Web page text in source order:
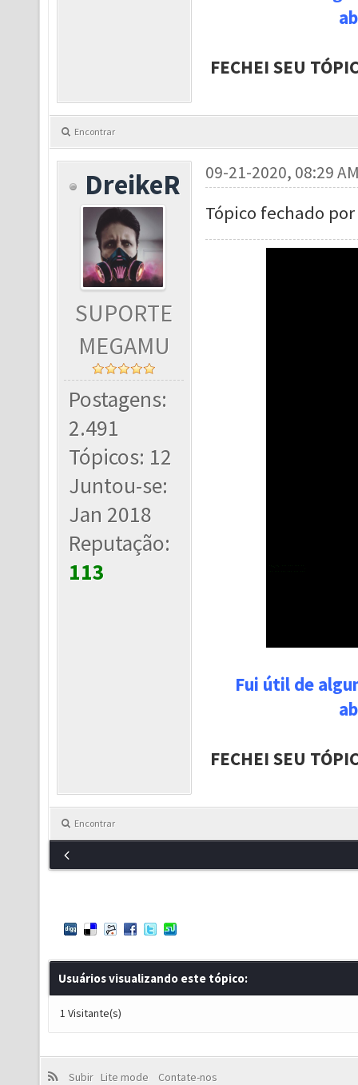
FECHEI SEU
Encontrar
DreikeR
SUPORTE
MEGAMU
Postagens:
2.491
Tópicos: 12
Juntou-se:
Jan 2018
Reputação:
113
09-21-2020, 08:29
Tópico fechado
Fui útil de
FECHEI SEU
Encontrar
Usuários visualizando este tópico:
1 Visitante(s)
Subir Lite mode
Contate-nos